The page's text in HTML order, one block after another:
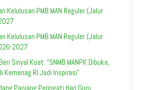
Kelulusan PMB MAN Reguler (Jalur
Kelulusan PMB MAN Reguler (Jalur
2027
Sinyal Kuat: “SNMB MANPK Dibuka,
Kemenag RI Jadi Inspirasi”
Panjang Peringati Hari Guru